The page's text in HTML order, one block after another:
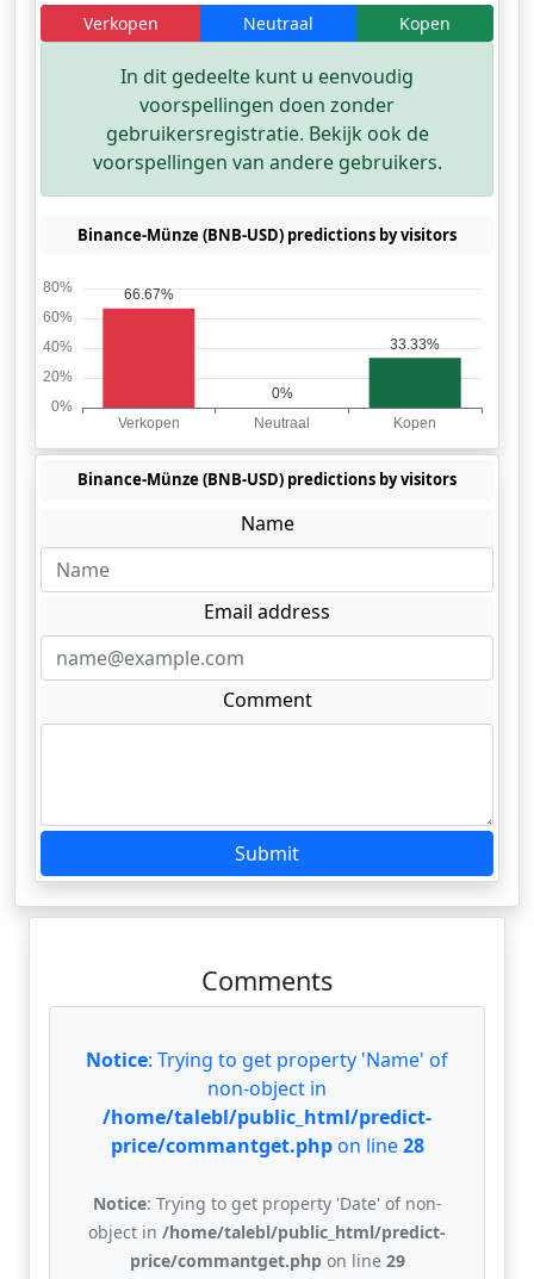
Verkopen Neutraal Kopen
In dit gedeelte kunt u eenvoudig
voorspellingen doen zonder
gebruikersregistratie. Bekijk ook de
voorspellingen van andere gebruikers.
Binance-Münze (BNB-USD) predictions by visitors
Binance-Münze (BNB-USD) predictions by visitors
Name
Email address
Comment
Submit
Comments
Notice: Trying to get property 'Name' of
non-object in
/home/talebl/public_html/predict-
price/commantget.phpon line28
Notice: Trying to get property 'Date' of non-
object in /home/talebl/public_html/predict-
price/commantget.phpon line 29